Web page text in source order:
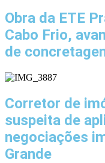
Obra da ETE
Cabo Frio,
de
Corretor de
suspeita de
negociações
Grande